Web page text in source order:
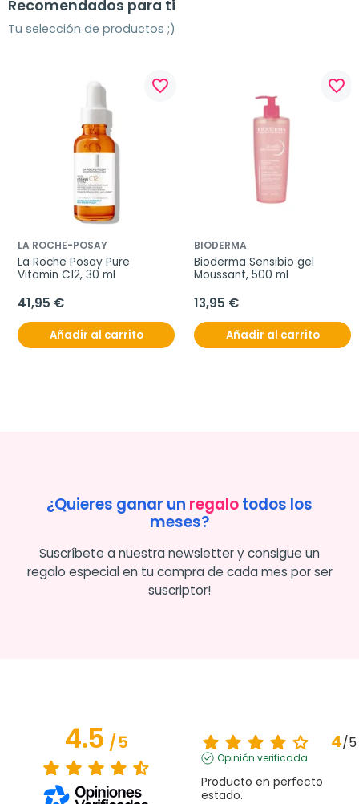
Recomendados para ti
Tu selección de productos ;)
favorite_border
LA ROCHE-POSAY
La Roche Posay Pure
Vitamin C12, 30 ml
41,95 €
Añadir al carrito
favorite_border
BIODERMA
Bioderma Sensibio gel
Moussant, 500 ml
13,95 €
Añadir al carrito
¿Quieres ganar un regalotodos los
meses?
Suscríbete a nuestra newsletter y consigue un
regalo especial en tu compra de cada mes por ser
suscriptor!
4.5/5 4/5
Opinión verificada
Producto en perfecto
estado.